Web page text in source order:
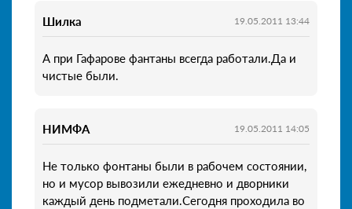
Шилка 19.05.2011 13:44
А при Гафарове фантаны всегда работали.Да и
чистые были.
НИМФА 19.05.2011 14:05
Не только фонтаны были в рабочем состоянии,
но и мусор вывозили ежедневно и дворники
каждый день подметали.Сегодня проходила во